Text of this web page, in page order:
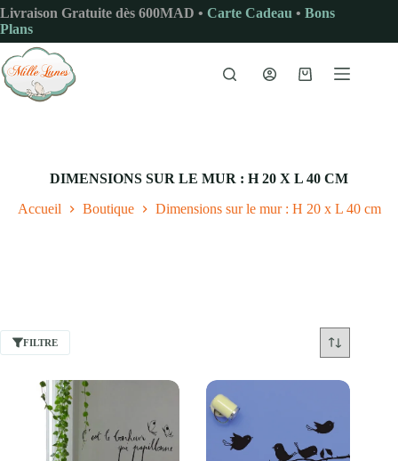
Passer
au
contenu
Livraison Gratuite dès 600MAD • Carte Cadeau • Bons
Plans
Panier
DIMENSIONS SUR LE MUR : H 20 X L 40 CM
Accueil Boutique Dimensions sur le mur : H 20 x L 40 cm
FILTRE